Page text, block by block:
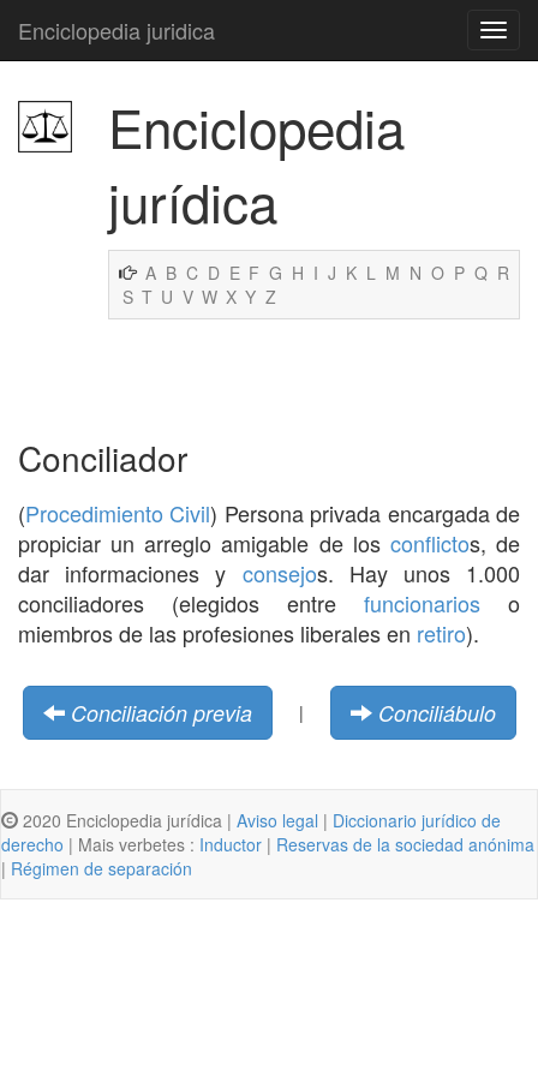
Enciclopedia juridica
Enciclopedia
jurídica
A B C D E F G H I J K L M N O P Q R
S T U V W X Y Z
Conciliador
(Procedimiento Civil) Persona privada encargada de
propiciar un arreglo amigable de los conflictos, de
dar informaciones y consejos. Hay unos 1.000
conciliadores (elegidos entre funcionarios o
miembros de las profesiones liberales en retiro).
Conciliación previa | Conciliábulo
2020 Enciclopedia jurídica | Aviso legal | Diccionario jurídico de
derecho | Mais verbetes : Inductor | Reservas de la sociedad anónima
| Régimen de separación